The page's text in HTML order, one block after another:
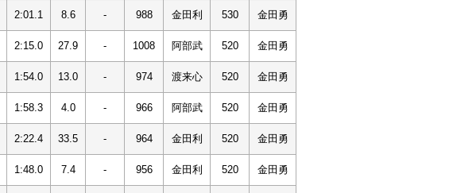
2:01.1 8.6 - 988 金田利 530 金田勇
2:15.0 27.9 - 1008 阿部武 520 金田勇
1:54.0 13.0 - 974 渡来心 520 金田勇
1:58.3 4.0 - 966 阿部武 520 金田勇
2:22.4 33.5 - 964 金田利 520 金田勇
1:48.0 7.4 - 956 金田利 520 金田勇